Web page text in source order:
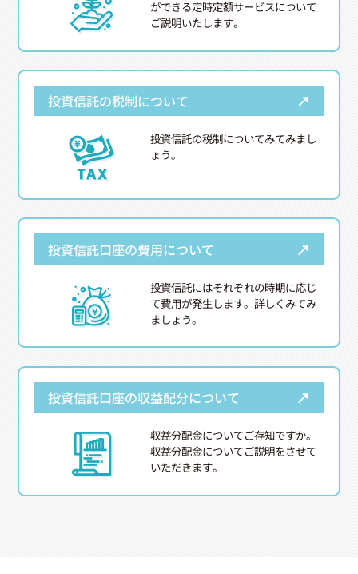
ができる定時定額サービスについて
ご説明いたします。
投資信託の税制について →
投資信託の税制についてみてみまし
ょう。
投資信託口座の費用について →
投資信託にはそれぞれの時期に応じ
て費用が発生します。詳しくみてみ
ましょう。
投資信託口座の収益配分について →
収益分配金についてご存知ですか。
収益分配金についてご説明をさせて
いただきます。